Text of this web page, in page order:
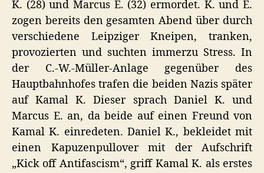
K. (28) und Marcus E. (32) ermordet. K. und E.
zogen bereits den gesamten Abend über durch
verschiedene Leipziger Kneipen, tranken,
provozierten und suchten immerzu Stress. In
der C.-W.-Müller-Anlage gegenüber des
Hauptbahnhofes trafen die beiden Nazis später
auf Kamal K. Dieser sprach Daniel K. und
Marcus E. an, da beide auf einen Freund von
Kamal K. einredeten. Daniel K., bekleidet mit
einen Kapuzenpullover mit der Aufschrift
„Kick off Antifascism“, griff Kamal K. als erstes